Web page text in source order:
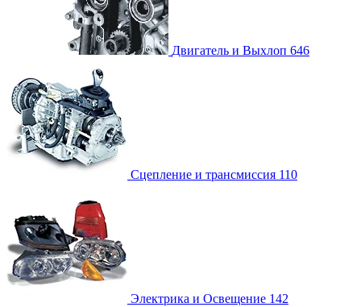
Двигатель и Выхлоп 646
Сцепление и трансмиссия 110
Электрика и Освещение 142